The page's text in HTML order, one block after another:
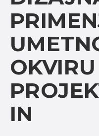
OKVIRU
IN